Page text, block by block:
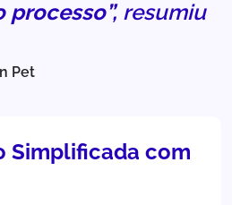
processo”, resumiu
Pet
Simplificada com